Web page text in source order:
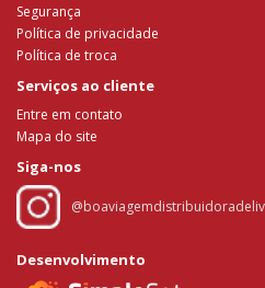
Segurança
Política de privacidade
Política de troca
Serviços ao cliente
Entre em contato
Mapa do site
Siga-nos
Desenvolvimento